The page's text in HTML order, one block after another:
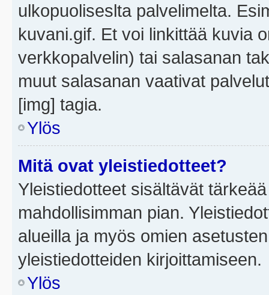
ulkopuoliseslta palvelimelta.
kuvani.gif. Et voi linkittää kuvia
verkkopalvelin) tai salasanan
muut salasanan vaativat
[img] tagia.
Ylös
Mitä ovat yleistiedotteet?
Yleistiedotteet sisältävät
mahdollisimman pian.
alueilla ja myös omien
yleistiedotteiden kirjoittamiseen.
Ylös